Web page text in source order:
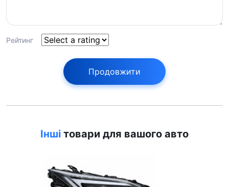
Рейтинг
Продовжити
Інші товари для вашого авто